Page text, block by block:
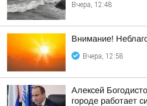
Вчера, 12:48
Внимание!
Вчера, 12:58
Алексей
городе работает